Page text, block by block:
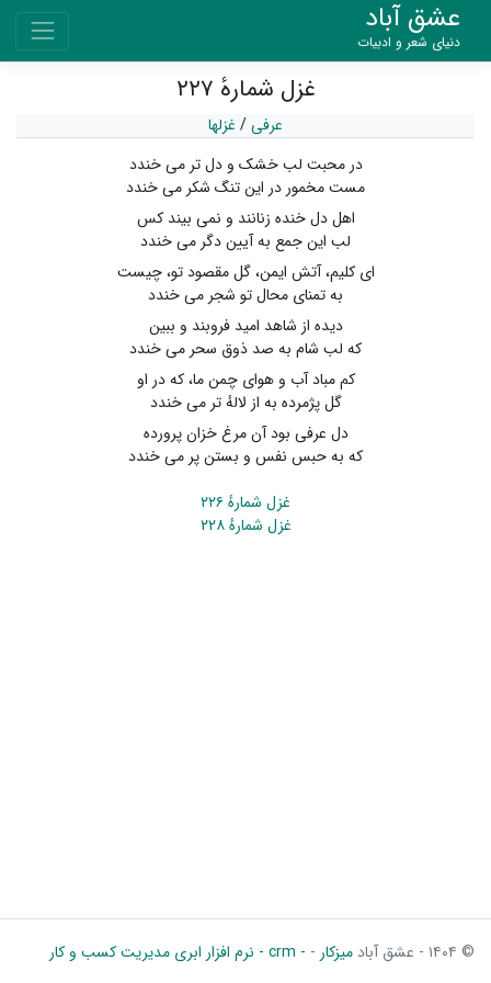
عشق آباد
دنیای شعر و ادبیات
غزل شمارهٔ ۲۲۷
عرفی/ غزلها
در محبت لب خشک و دل تر می خندد
مست مخمور در این تنگ شکر می خندد
اهل دل خنده زنانند و نمی بیند کس
لب این جمع به آیین دگر می خندد
ای کلیم، آتش ایمن، گل مقصود تو، چیست
به تمنای محال تو شجر می خندد
دیده از شاهد امید فروبند و ببین
که لب شام به صد ذوق سحر می خندد
کم مباد آب و هوای چمن ما، که در او
گل پژمرده به از لالهٔ تر می خندد
دل عرفی بود آن مرغ خزان پرورده
که به حبس نفس و بستن پر می خندد
غزل شمارهٔ ۲۲۶
غزل شمارهٔ ۲۲۸
© ۱۴۰۴ - عشق آباد میزکار - - crm - نرم افزار ابری مدیریت کسب و کار